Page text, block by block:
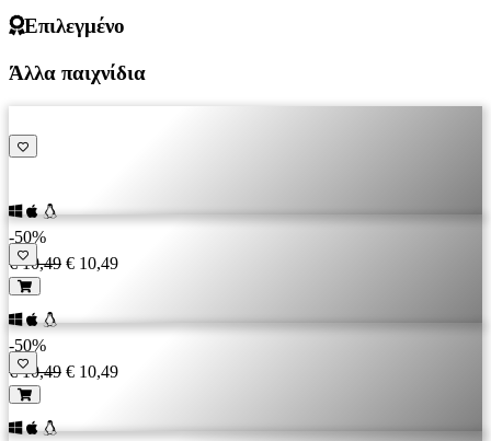
Επιλεγμένο
Άλλα παιχνίδια
-50%
€ 10,49 € 10,49
-50%
€ 10,49 € 10,49